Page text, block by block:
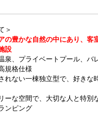
＞
の豊かな自然の中にあり、客
設
泉、プライベートプール、バ
規格仕様
れない一棟独立型で、好きな
ーな空間で、大切な人と特別
ンピング